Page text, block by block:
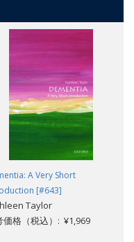
A Very Short
[#643]
Taylor
価格（税込）: ¥1,969